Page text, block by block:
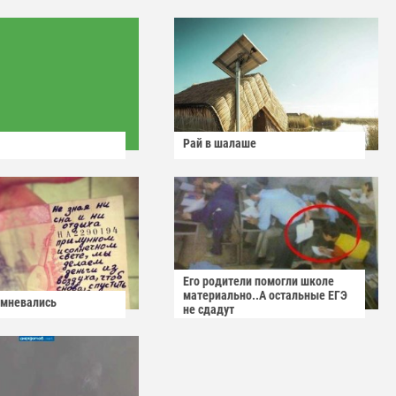
Рай в шалаше
Его родители помогли школе
материально..А остальные ЕГЭ
не сдадут